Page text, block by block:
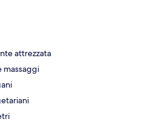
attrezzata
massaggi